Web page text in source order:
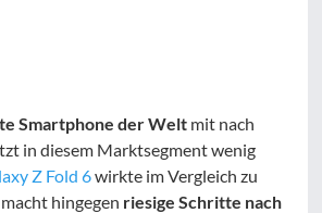
Smartphone der Welt mit nach
in diesem Marktsegment wenig
Z Fold 6wirkte im Vergleich zu
macht hingegen riesige Schritte nach